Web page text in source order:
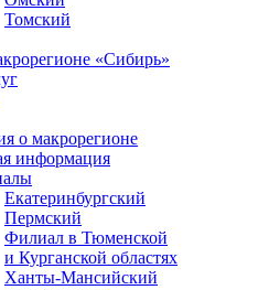
Томский
«Сибирь»
о макрорегионе
информация
Екатеринбургский
Пермский
Филиал в Тюменской
и Курганской областях
Ханты-Мансийский